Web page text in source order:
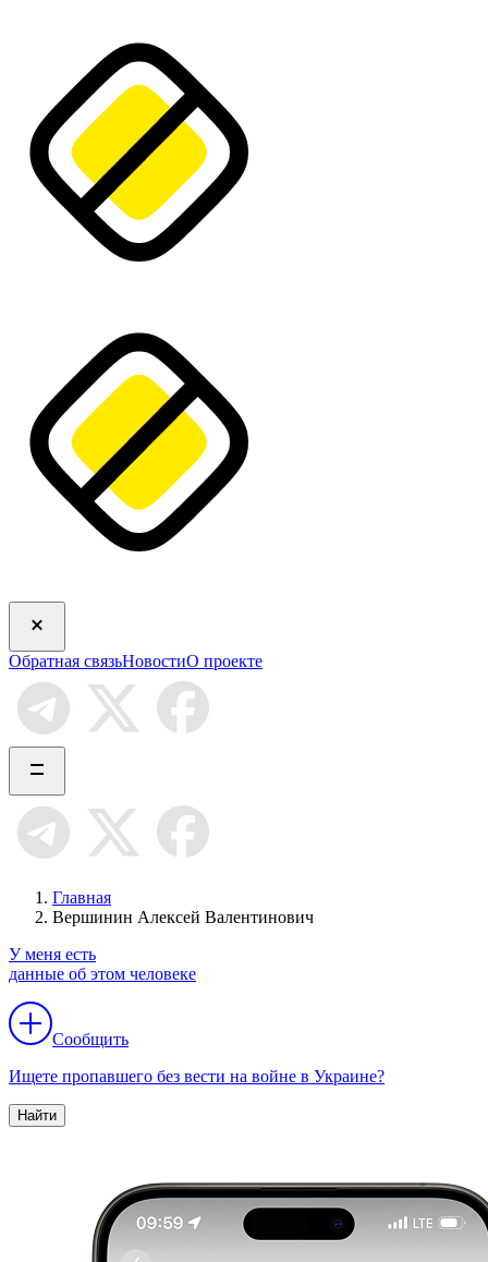
Обратная связьНовостиО проекте
Главная
Вершинин Алексей Валентинович
У меня есть
данные об этом человеке
Сообщить
Ищете пропавшего без вести на войне в Украине?
Найти